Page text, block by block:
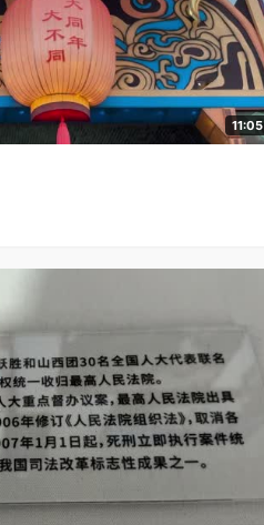
11:05